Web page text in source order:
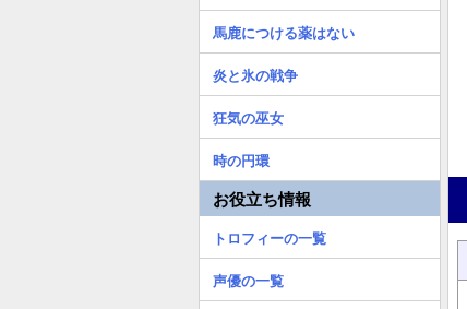
馬鹿につける薬はない
炎と氷の戦争
狂気の巫女
時の円環
お役立ち情報
トロフィーの一覧
声優の一覧